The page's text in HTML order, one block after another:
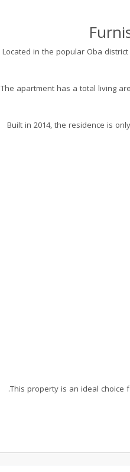
Located in the popular Oba
The apartment has a total living
Built in 2014, the residence is
This property is an ideal choice